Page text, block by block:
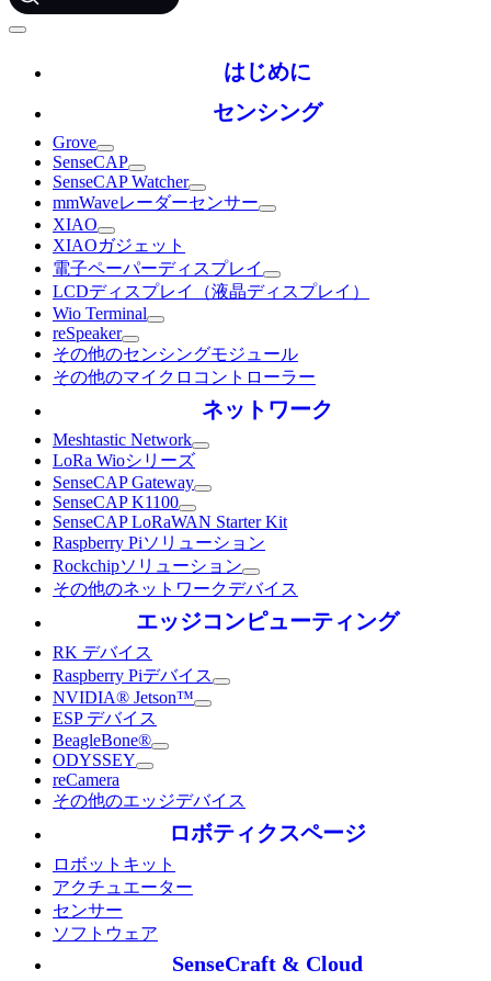
はじめに
センシング
Grove
SenseCAP
SenseCAP Watcher
mmWaveレーダーセンサー
XIAO
XIAOガジェット
電子ペーパーディスプレイ
LCDディスプレイ（液晶ディスプレイ）
Wio Terminal
reSpeaker
その他のセンシングモジュール
その他のマイクロコントローラー
ネットワーク
Meshtastic Network
LoRa Wioシリーズ
SenseCAP Gateway
SenseCAP K1100
SenseCAP LoRaWAN Starter Kit
Raspberry Piソリューション
Rockchipソリューション
その他のネットワークデバイス
エッジコンピューティング
RK デバイス
Raspberry Piデバイス
NVIDIA® Jetson™
ESP デバイス
BeagleBone®
ODYSSEY
reCamera
その他のエッジデバイス
ロボティクスページ
ロボットキット
アクチュエーター
センサー
ソフトウェア
SenseCraft & Cloud